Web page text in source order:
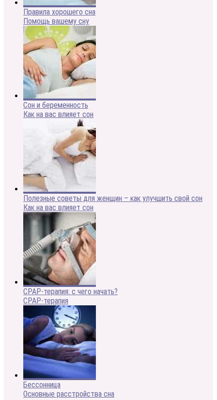
Правила хорошего сна
Помощь вашему сну
Сон и беременность
Как на вас влияет сон
Полезные советы для женщин – как улучшить свой сон
Как на вас влияет сон
CPAP-терапия: с чего начать?
CPAP-терапия
Бессонница
Основные расстройства сна